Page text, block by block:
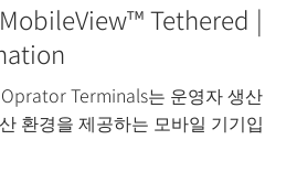
Tethered |
Terminals는 운영자 생산
환경을 제공하는 모바일 기기입